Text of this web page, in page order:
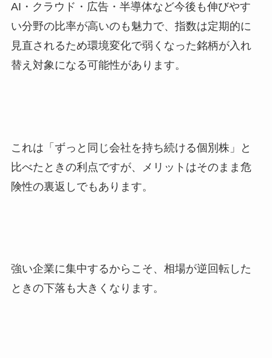
AI・クラウド・広告・半導体など今後も伸びやす
い分野の比率が高いのも魅力で、指数は定期的に
見直されるため環境変化で弱くなった銘柄が入れ
替え対象になる可能性があります。
これは「ずっと同じ会社を持ち続ける個別株」と
比べたときの利点ですが、メリットはそのまま危
険性の裏返しでもあります。
強い企業に集中するからこそ、相場が逆回転した
ときの下落も大きくなります。